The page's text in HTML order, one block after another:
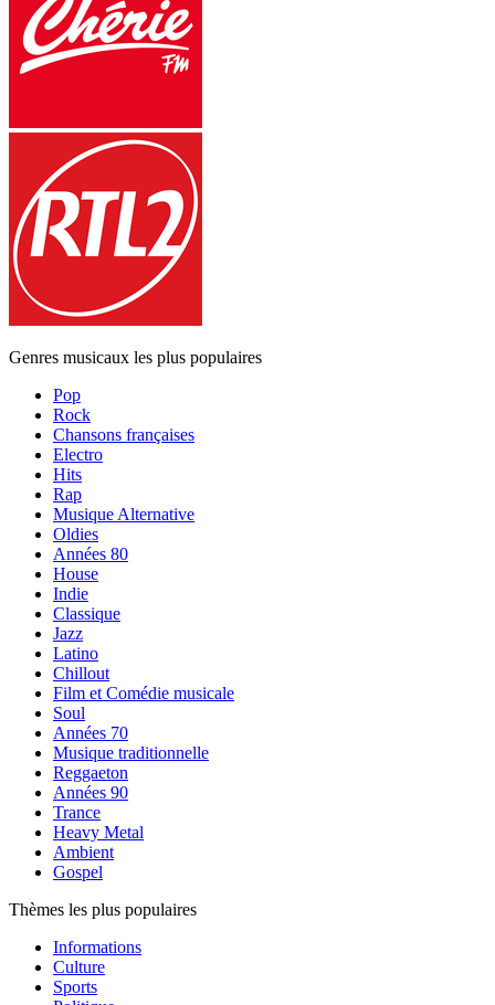
Genres musicaux les plus populaires
Pop
Rock
Chansons françaises
Electro
Hits
Rap
Musique Alternative
Oldies
Années 80
House
Indie
Classique
Jazz
Latino
Chillout
Film et Comédie musicale
Soul
Années 70
Musique traditionnelle
Reggaeton
Années 90
Trance
Heavy Metal
Ambient
Gospel
Thèmes les plus populaires
Informations
Culture
Sports